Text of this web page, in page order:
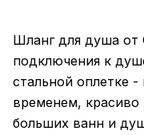
Шланг для душа от
подключения к
стальной оплетке
временем,
больших ванн и